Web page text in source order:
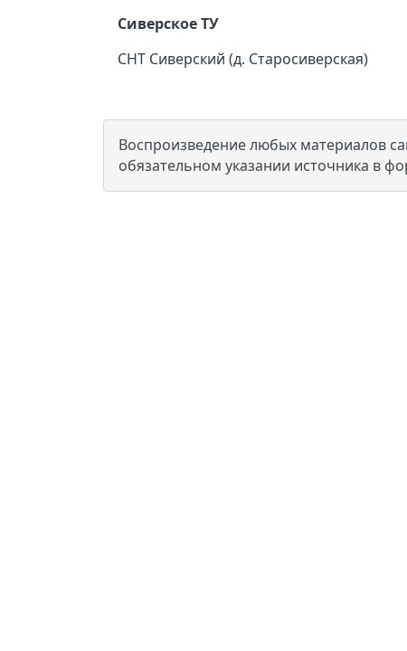
Сиверское ТУ
СНТ Сиверский (д. Старосиверская)
Воспроизведение любых материалов
обязательном указании источника в